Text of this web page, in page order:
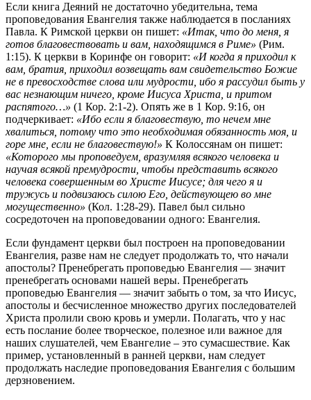
Если книга Деяний не достаточно убедительна, тема
проповедования Евангелия также наблюдается в посланиях
Павла. К Римской церкви он пишет: «Итак, что до меня, я
готов благовествовать и вам, находящимся в Риме» (Рим.
1:15). К церкви в Коринфе он говорит: «И когда я приходил к
вам, братия, приходил возвещать вам свидетельство Божие
не в превосходстве слова или мудрости, ибо я рассудил быть у
вас незнающим ничего, кроме Иисуса Христа, и притом
распятого…» (1 Кор. 2:1-2). Опять же в 1 Кор. 9:16, он
подчеркивает: «Ибо если я благовествую, то нечем мне
хвалиться, потому что это необходимая обязанность моя, и
горе мне, если не благовествую!» К Колоссянам он пишет:
«Которого мы проповедуем, вразумляя всякого человека и
научая всякой премудрости, чтобы представить всякого
человека совершенным во Христе Иисусе; для чего я и
тружусь и подвизаюсь силою Его, действующею во мне
могущественно» (Кол. 1:28-29). Павел был сильно
сосредоточен на проповедовании одного: Евангелия.
Если фундамент церкви был построен на проповедовании
Евангелия, разве нам не следует продолжать то, что начали
апостолы? Пренебрегать проповедью Евангелия — значит
пренебрегать основами нашей веры. Пренебрегать
проповедью Евангелия — значит забыть о том, за что Иисус,
апостолы и бесчисленное множество других последователей
Христа пролили свою кровь и умерли. Полагать, что у нас
есть послание более творческое, полезное или важное для
наших слушателей, чем Евангелие – это сумасшествие. Как
пример, установленный в ранней церкви, нам следует
продолжать наследие проповедования Евангелия с большим
дерзновением.